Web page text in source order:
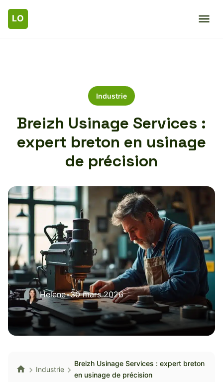
Industrie
Breizh Usinage Services :
expert breton en usinage
de précision
Helene•30 mars 2026
Industrie
Breizh Usinage Services : expert breton
en usinage de précision